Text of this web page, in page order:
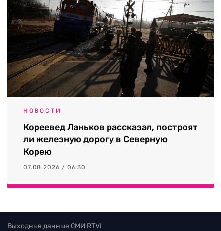
НОВОСТИ
Кореевед Ланьков рассказал, построят
ли железную дорогу в Северную
Корею
07.08.2026 / 06:30
Выходные данные СМИ RTVI